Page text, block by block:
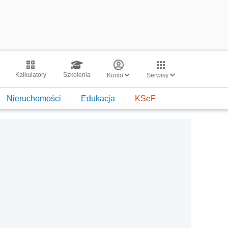
Kalkulatory Szkolenia Konto Serwisy
Nieruchomości Edukacja KSeF